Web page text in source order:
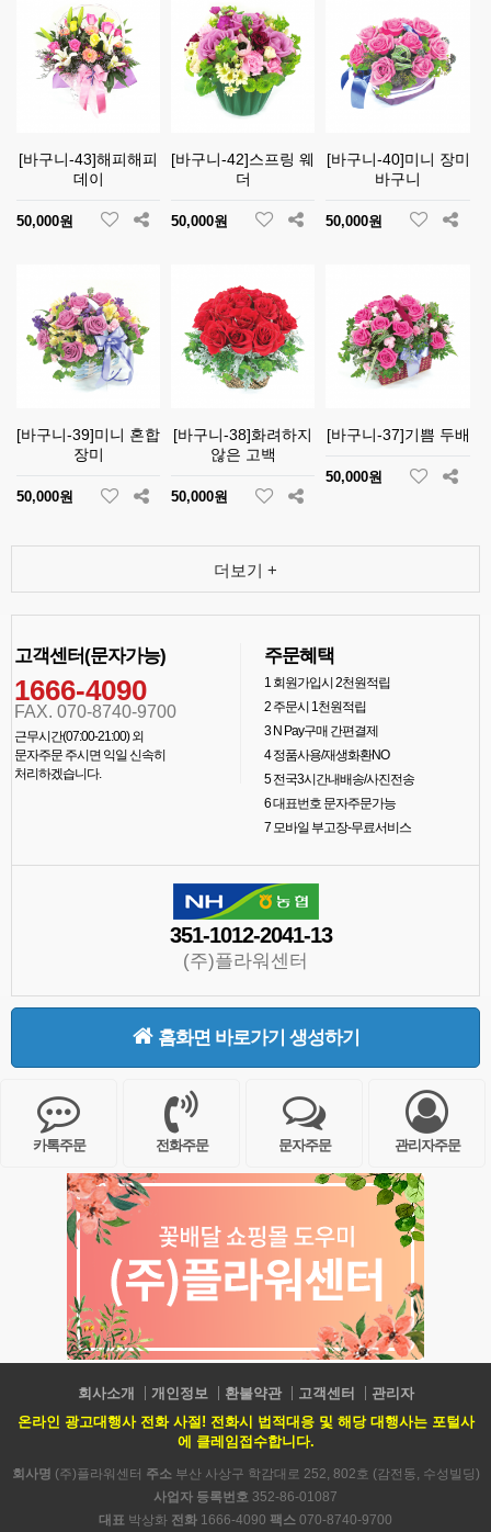
[바구니-43]해피해피
데이
50,000원
[바구니-42]스프링 웨
더
50,000원
[바구니-40]미니 장미
바구니
50,000원
[바구니-39]미니 혼합
장미
50,000원
[바구니-38]화려하지
않은 고백
50,000원
[바구니-37]기쁨 두배
50,000원
더보기 +
고객센터(문자가능)
1666-4090
FAX. 070-8740-9700
근무시간(07:00-21:00) 외
문자주문 주시면 익일 신속히
처리하겠습니다.
주문혜택
1회원가입시 2천원적립
2주문시 1천원적립
3N Pay구매 간편결제
4정품사용/재생화환NO
5전국3시간내배송/사진전송
6대표번호 문자주문가능
7모바일 부고장-무료서비스
351-1012-2041-13
(주)플라워센터
홈화면 바로가기 생성하기
카톡주문 전화주문 문자주문 관리자주문
회사소개 개인정보 환불약관 고객센터
관리자
온라인 광고대행사 전화 사절! 전화시 법적대응 및 해당 대행사는 포털사
에 클레임접수합니다.
회사명 (주)플라워센터 주소부산 사상구 학감대로 252, 802호 (감전동, 수성빌딩)
사업자 등록번호 352-86-01087
대표 박상화 전화 1666-4090 팩스 070-8740-9700